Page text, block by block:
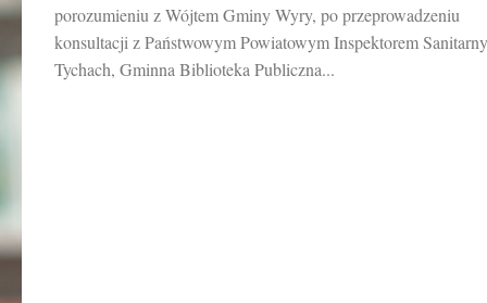
porozumieniu z Wójtem Gminy Wyry, po przeprowadzeniu
konsultacji z Państwowym Powiatowym Inspektorem
Tychach, Gminna Biblioteka Publiczna...